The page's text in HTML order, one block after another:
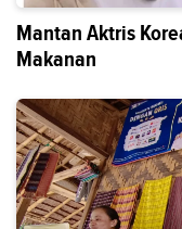
Mantan Aktris
Makanan